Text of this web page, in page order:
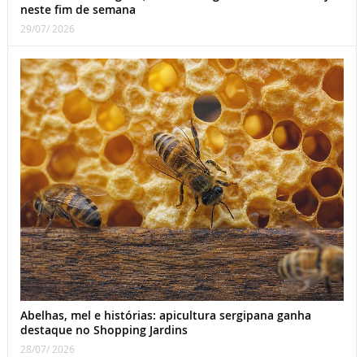
neste fim de semana
29/07/ 2026
Abelhas, mel e histórias: apicultura sergipana ganha
destaque no Shopping Jardins
28/07/ 2026